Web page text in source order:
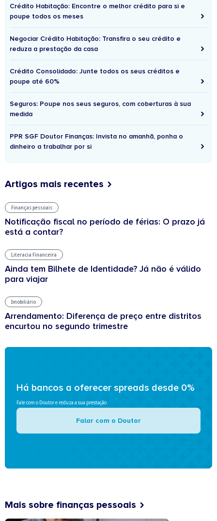
Crédito Habitação: Encontre o melhor crédito para si e
poupe todos os meses
Negociar Crédito Habitação: Transfira o seu crédito e
reduza a prestação da casa
Crédito Consolidado: Junte todos os seus créditos e
poupe até 60%
Seguros: Poupe nos seus seguros, com coberturas à sua
medida
PPR SGF Doutor Finanças: Invista no amanhã, ponha o
dinheiro a trabalhar por si
Artigos mais recentes
Finanças pessoais
Notificação fiscal no período de férias: O prazo já
está a contar?
Literacia Financeira
Ainda tem Bilhete de Identidade? Já não é válido
para viajar
Imobiliário
Arrendamento: Diferença de preço entre distritos
encurtou no segundo trimestre
Há bancos a oferecer spreads desde 0%
Fale com o Doutor e reduza a sua prestação
Falar com o Doutor
Mais sobre finanças pessoais